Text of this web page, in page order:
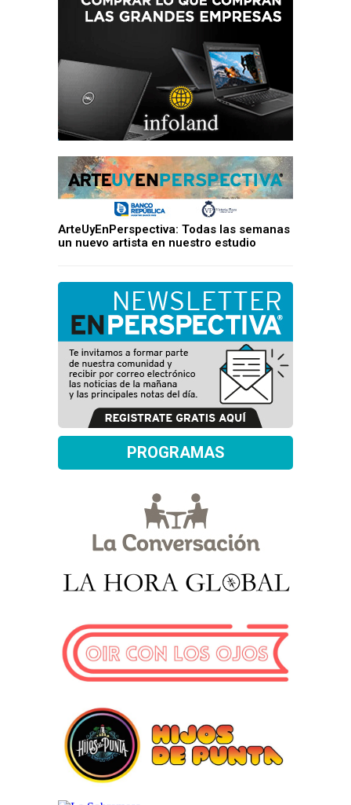
ArteUyEnPerspectiva: Todas las semanas
un nuevo artista en nuestro estudio
PROGRAMAS